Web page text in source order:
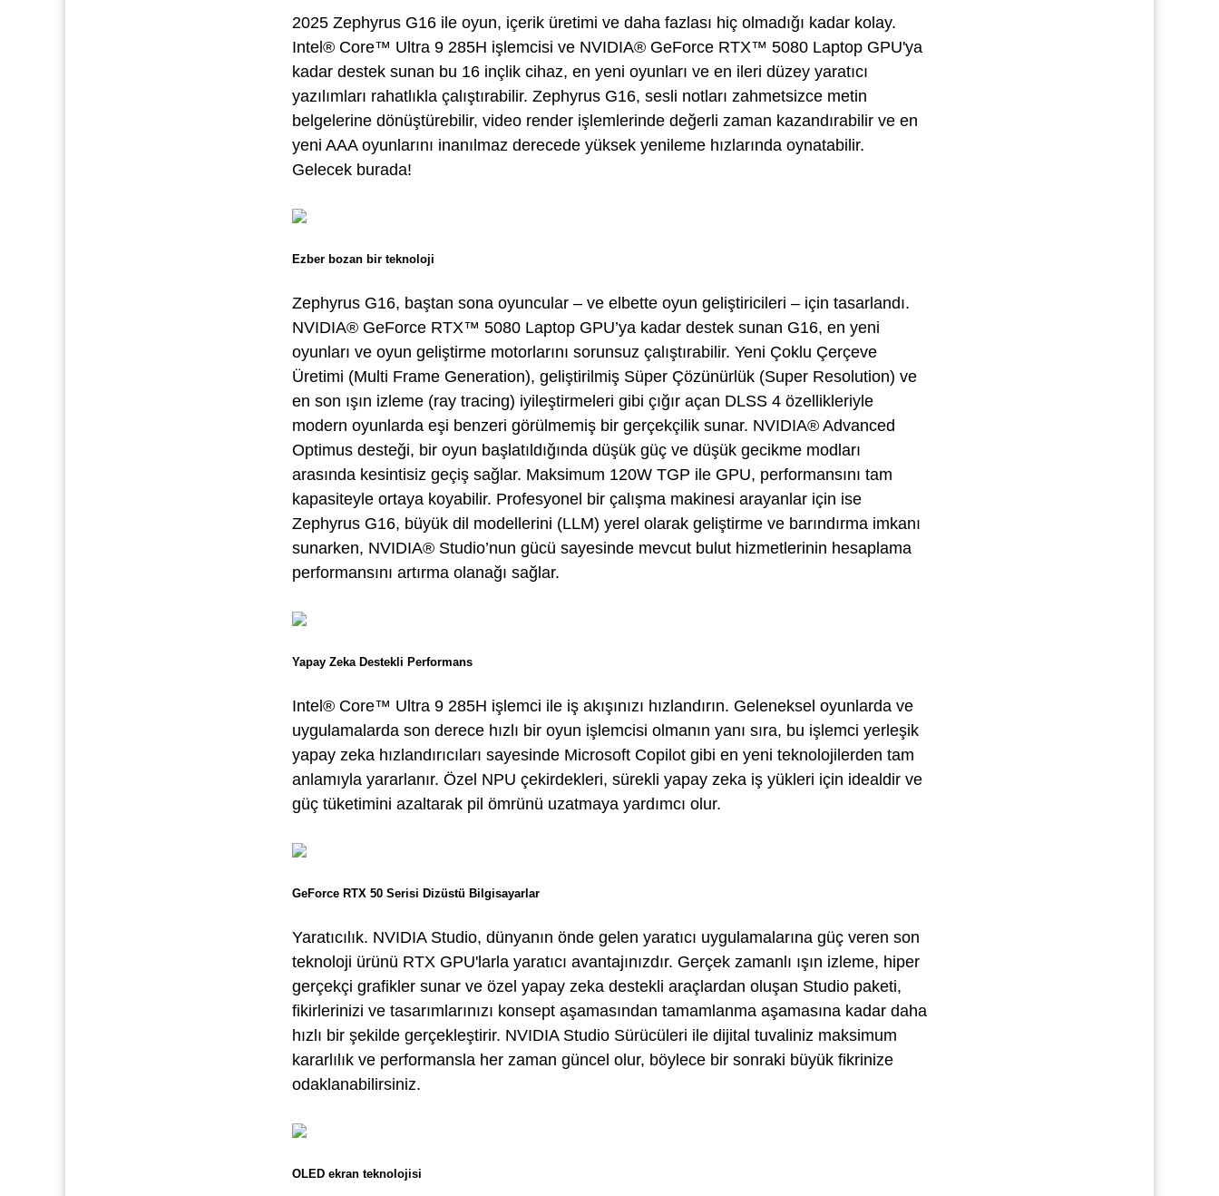
2025 Zephyrus G16 ile oyun, içerik üretimi ve daha fazlası hiç olmadığı kadar kolay.
Intel® Core™ Ultra 9 285H işlemcisi ve NVIDIA® GeForce RTX™ 5080 Laptop GPU'ya
kadar destek sunan bu 16 inçlik cihaz, en yeni oyunları ve en ileri düzey yaratıcı
yazılımları rahatlıkla çalıştırabilir. Zephyrus G16, sesli notları zahmetsizce metin
belgelerine dönüştürebilir, video render işlemlerinde değerli zaman kazandırabilir ve en
yeni AAA oyunlarını inanılmaz derecede yüksek yenileme hızlarında oynatabilir.
Gelecek burada!
Ezber bozan bir teknoloji
Zephyrus G16, baştan sona oyuncular – ve elbette oyun geliştiricileri – için tasarlandı.
NVIDIA® GeForce RTX™ 5080 Laptop GPU’ya kadar destek sunan G16, en yeni
oyunları ve oyun geliştirme motorlarını sorunsuz çalıştırabilir. Yeni Çoklu Çerçeve
Üretimi (Multi Frame Generation), geliştirilmiş Süper Çözünürlük (Super Resolution) ve
en son ışın izleme (ray tracing) iyileştirmeleri gibi çığır açan DLSS 4 özellikleriyle
modern oyunlarda eşi benzeri görülmemiş bir gerçekçilik sunar. NVIDIA® Advanced
Optimus desteği, bir oyun başlatıldığında düşük güç ve düşük gecikme modları
arasında kesintisiz geçiş sağlar. Maksimum 120W TGP ile GPU, performansını tam
kapasiteyle ortaya koyabilir. Profesyonel bir çalışma makinesi arayanlar için ise
Zephyrus G16, büyük dil modellerini (LLM) yerel olarak geliştirme ve barındırma imkanı
sunarken, NVIDIA® Studio’nun gücü sayesinde mevcut bulut hizmetlerinin hesaplama
performansını artırma olanağı sağlar.
Yapay Zeka Destekli Performans
Intel® Core™ Ultra 9 285H işlemci ile iş akışınızı hızlandırın. Geleneksel oyunlarda ve
uygulamalarda son derece hızlı bir oyun işlemcisi olmanın yanı sıra, bu işlemci yerleşik
yapay zeka hızlandırıcıları sayesinde Microsoft Copilot gibi en yeni teknolojilerden tam
anlamıyla yararlanır. Özel NPU çekirdekleri, sürekli yapay zeka iş yükleri için idealdir ve
güç tüketimini azaltarak pil ömrünü uzatmaya yardımcı olur.
GeForce RTX 50 Serisi Dizüstü Bilgisayarlar
Yaratıcılık. NVIDIA Studio, dünyanın önde gelen yaratıcı uygulamalarına güç veren son
teknoloji ürünü RTX GPU'larla yaratıcı avantajınızdır. Gerçek zamanlı ışın izleme, hiper
gerçekçi grafikler sunar ve özel yapay zeka destekli araçlardan oluşan Studio paketi,
fikirlerinizi ve tasarımlarınızı konsept aşamasından tamamlanma aşamasına kadar daha
hızlı bir şekilde gerçekleştirir. NVIDIA Studio Sürücüleri ile dijital tuvaliniz maksimum
kararlılık ve performansla her zaman güncel olur, böylece bir sonraki büyük fikrinize
odaklanabilirsiniz.
OLED ekran teknolojisi